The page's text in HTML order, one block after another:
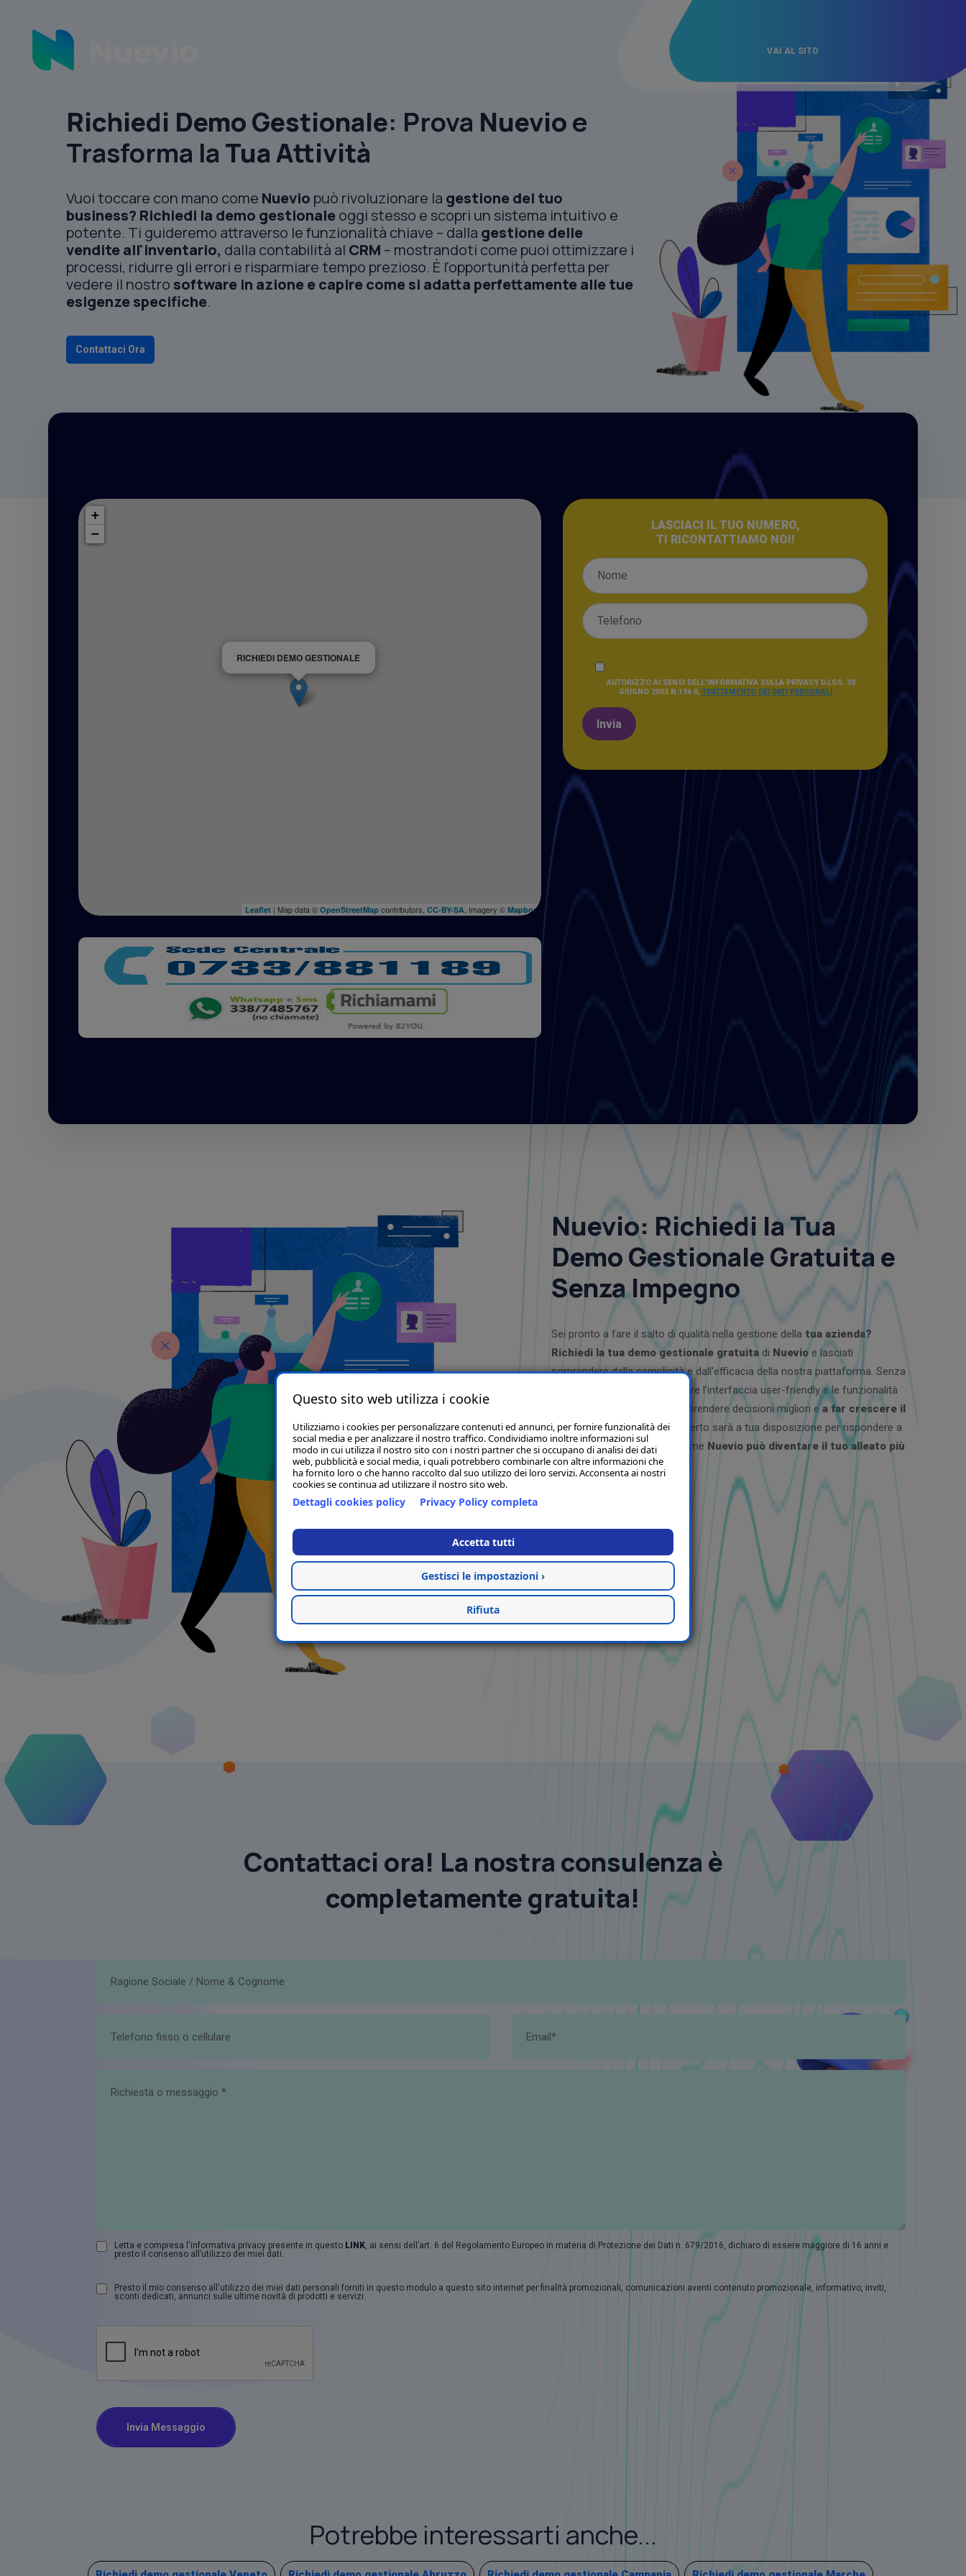
VAI AL SITO
Richiedi Demo Gestionale: Prova Nuevioe
Trasforma la Tua Attività
Vuoi toccare con mano come Nuevio può rivoluzionare la gestione del tuo
business? Richiedi la demo gestionaleoggi stesso e scopri un sistema intuitivo e
potente. Ti guideremo attraverso le funzionalità chiave – dalla gestione delle
vendite all'inventario, dalla contabilità al CRM – mostrandoti come puoi ottimizzare i
processi, ridurre gli errori e risparmiare tempo prezioso. È l'opportunità perfetta per
vedere il nostro software in azione e capire come si adatta perfettamente alle tue
esigenze specifiche.
Contattaci Ora
RICHIEDI DEMO GESTIONALE
+
−
Leaflet | Map data ©OpenStreetMap contributors,CC-BY-SA , Imagery ©Mapbox
LASCIACI IL TUO NUMERO,
TI RICONTATTIAMO NOI!
AUTORIZZO AI SENSI DELL'INFORMATIVA SULLA PRIVACY D.LGS. 30
GIUGNO 2003 N.196 IL TRATTAMENTO DEI DATI PERSONALI
Invia
Nuevio: Richiedi laTua
Demo Gestionale Gratuita e
Senza Impegno
Sei pronto a fare il salto di qualità nella gestione della tua azienda?
Richiedi la tua demo gestionale gratuitadi Nuevioe lasciati
sorprendere dalla semplicità e dall'efficacia della nostra piattaforma. Senza
alcun impegno, potrai esplorare l'interfaccia user-friendly e le funzionalità
avanzate che ti aiuteranno a prendere decisioni migliori ea far crescere il
tuo business. Un nostro esperto sarà a tua disposizione per rispondere a
ogni domanda e mostrarti come Nuevio può diventare il tuo alleato più
prezioso.
Contattaci ora! La nostra consulenza è
completamente gratuita!
Letta e compresa l'informativa privacy presente in questo LINK, ai sensi dell’art. 6 del Regolamento Europeo in materia di Protezione dei Dati n. 679/2016, dichiaro di essere maggiore di 16 anni e
presto il consenso all’utilizzo dei miei dati.
Presto il mio consenso all'utilizzo dei miei dati personali forniti in questo modulo a questo sito internet per finalità promozionali, comunicazioni aventi contenuto promozionale, informativo, inviti,
sconti dedicati, annunci sulle ultime novità di prodotti e servizi.
Invia Messaggio
Potrebbe interessarti anche...
Questo sito web utilizza i cookie
Utilizziamo i cookies per personalizzare contenuti ed annunci, per fornire funzionalità dei
social media e per analizzare il nostro traffico. Condividiamo inoltre informazioni sul
modo in cui utilizza il nostro sito con i nostri partner che si occupano di analisi dei dati
web, pubblicità e social media, i quali potrebbero combinarle con altre informazioni che
ha fornito loro o che hanno raccolto dal suo utilizzo dei loro servizi. Acconsenta ai nostri
cookies se continua ad utilizzare il nostro sito web.
Dettagli cookies policy Privacy Policy completa
Accetta tutti
Gestisci le impostazioni ›
Rifiuta